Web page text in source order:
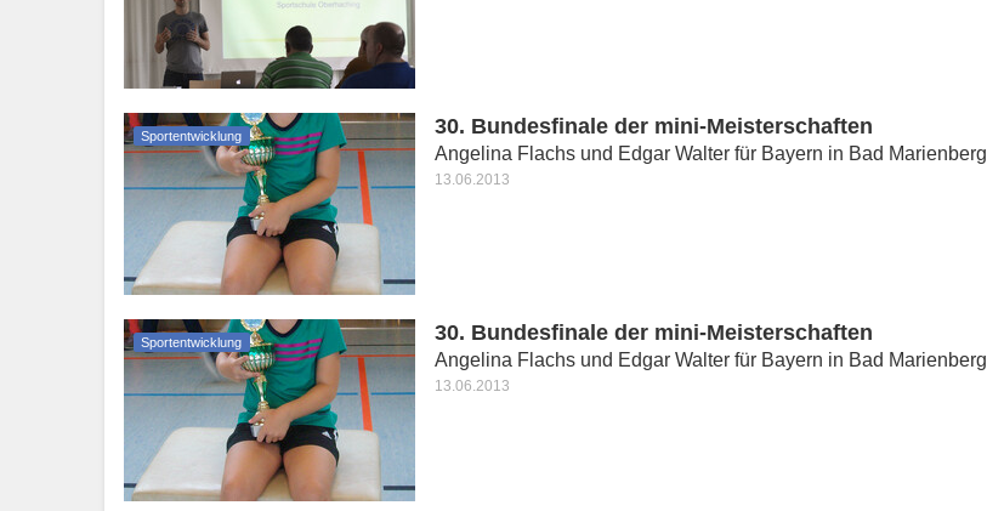
Sportentwicklung 30. Bundesfinale der mini-Meisterschaften
Angelina Flachs und Edgar Walter für Bayern in Bad Marienberg
13.06.2013
Sportentwicklung 30. Bundesfinale der mini-Meisterschaften
Angelina Flachs und Edgar Walter für Bayern in Bad Marienberg
13.06.2013